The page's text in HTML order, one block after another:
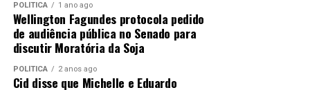
POLÍTICA 1 ano ago
Wellington Fagundes protocola pedido
de audiência pública no Senado para
discutir Moratória da Soja
POLÍTICA 2 anos ago
Cid disse que Michelle e Eduardo